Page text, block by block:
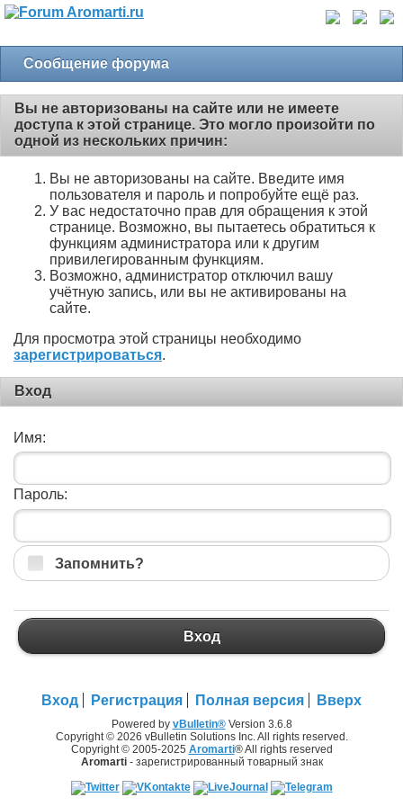
Сообщение форума
Вы не авторизованы на сайте или не имеете
доступа к этой странице. Это могло произойти по
одной из нескольких причин:
Вы не авторизованы на сайте. Введите имя
пользователя и пароль и попробуйте ещё раз.
У вас недостаточно прав для обращения к этой
странице. Возможно, вы пытаетесь обратиться к
функциям администратора или к другим
привилегированным функциям.
Возможно, администратор отключил вашу
учётную запись, или вы не активированы на
сайте.
Для просмотра этой страницы необходимо
зарегистрироваться.
Вход
Имя:
Пароль:
Запомнить?
Вход
Вход Регистрация Полная версия Вверх
Powered by vBulletin®Version 3.6.8
Copyright © 2026 vBulletin Solutions Inc. All rights reserved.
Copyright © 2005-2025 Aromarti® All rights reserved
Aromarti- зарегистрированный товарный знак